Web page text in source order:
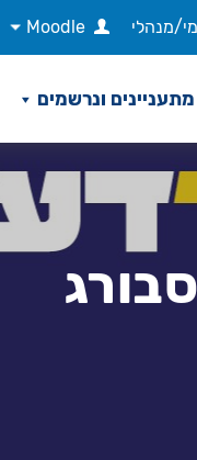
מנהלי Moodle
מתעניינים ונרשמים